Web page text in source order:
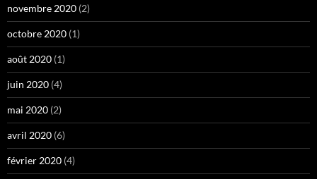
novembre 2020 (2)
octobre 2020 (1)
août 2020 (1)
juin 2020 (4)
mai 2020 (2)
avril 2020 (6)
février 2020 (4)